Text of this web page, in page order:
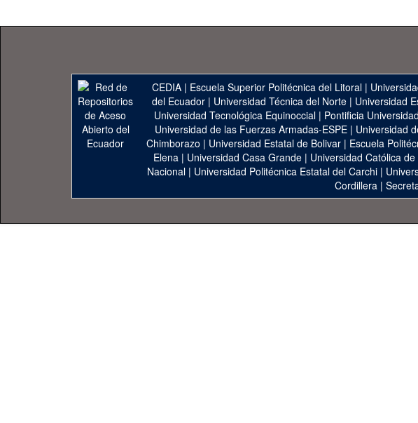
CEDIA | Escuela Superior Politécnica del Litoral |
del Ecuador| Universidad Técnica del Norte| Universidad
Universidad Tecnológica Equinoccial| Pontificia
Universidad de las Fuerzas Armadas-ESPE | Universidad
Chimborazo | Universidad Estatal de Bolivar| Escuela
Elena | Universidad Casa Grande | Universidad Católica
Nacional | Universidad Politécnica Estatal del Carchi |
Cordillera|